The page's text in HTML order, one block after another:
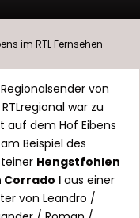
im RTL Fernsehen
von
RTLregional war zu
auf dem Hof Eibens
Beispiel des
Hengstfohlen
Corrado I aus einer
von Leandro /